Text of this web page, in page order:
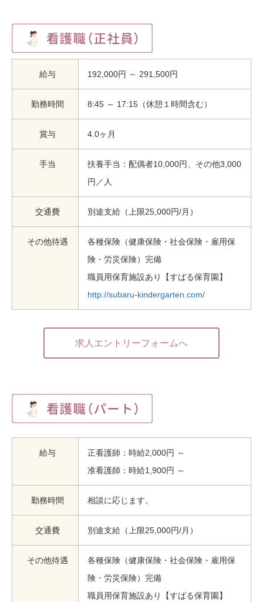
給与 192,000円 ～ 291,500円
勤務時間 8:45 ～ 17:15（休憩１時間含む）
賞与 4.0ヶ月
手当
扶養手当：配偶者10,000円、その他3,000
円／人
交通費 別途支給（上限25,000円/月）
その他待遇
各種保険（健康保険・社会保険・雇用保
険・労災保険）完備
職員用保育施設あり【すばる保育園】
http://subaru-kindergarten.com/
求人エントリーフォームへ
給与
正看護師：時給2,000円 ～
准看護師：時給1,900円 ～
勤務時間 相談に応じます。
交通費 別途支給（上限25,000円/月）
その他待遇
各種保険（健康保険・社会保険・雇用保
険・労災保険）完備
職員用保育施設あり【すばる保育園】